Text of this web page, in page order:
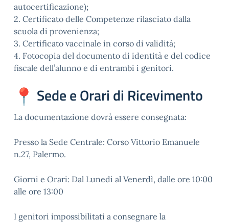
autocertificazione);
2. Certificato delle Competenze rilasciato dalla
scuola di provenienza;
3. Certificato vaccinale in corso di validità;
4. Fotocopia del documento di identità e del codice
fiscale dell’alunno e di entrambi i genitori.
Sede e Orari di Ricevimento
La documentazione dovrà essere consegnata:
Presso la Sede Centrale: Corso Vittorio Emanuele
n.27, Palermo.
Giorni e Orari: Dal Lunedi al Venerdì, dalle ore 10:00
alle ore 13:00
I genitori impossibilitati a consegnare la